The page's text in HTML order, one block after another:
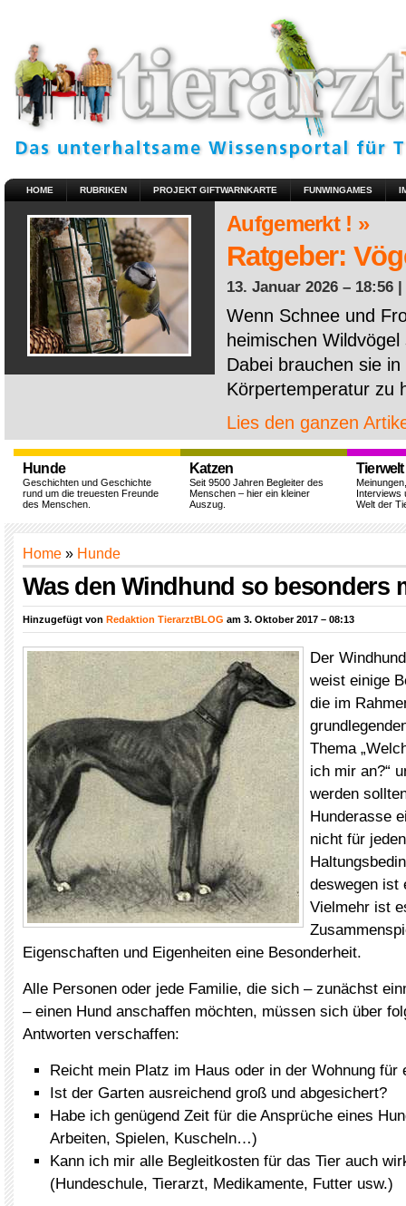
HOME RUBRIKEN PROJEKT GIFTWARNKARTE FUNWINGAMES
Aufgemerkt ! »
Ratgeber:
13. Januar 2026 – 18:56 |
Wenn Schnee und
heimischen
Dabei brauchen sie
Körpertemperatur zu
Lies den ganzen
Hunde
Geschichten und Geschichte
rund um die treuesten Freunde
des Menschen.
Katzen
Seit 9500 Jahren Begleiter des
Menschen – hier ein kleiner
Auszug.
Tierwelt
Interviews
Welt der
Home » Hunde
Was den Windhund so besonders
Hinzugefügt von Redaktion TierarztBLOG am 3. Oktober 2017 – 08:13
Der
weist einige
die im
Thema
ich mir an?“
werden
Hunderasse
nicht für
deswegen ist
Vielmehr ist
Eigenschaften und Eigenheiten eine Besonderheit.
Alle Personen oder jede Familie, die sich – zunächst
– einen Hund anschaffen möchten, müssen sich über
Antworten verschaffen:
Reicht mein Platz im Haus oder in der Wohnung für
Ist der Garten ausreichend groß und abgesichert?
Habe ich genügend Zeit für die Ansprüche eines
Arbeiten, Spielen, Kuscheln…)
Kann ich mir alle Begleitkosten für das Tier auch
(Hundeschule, Tierarzt, Medikamente, Futter usw.)